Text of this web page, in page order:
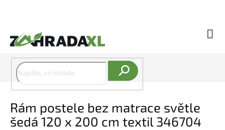
Rám postele bez matrace světle
šedá 120 x 200 cm textil 346704